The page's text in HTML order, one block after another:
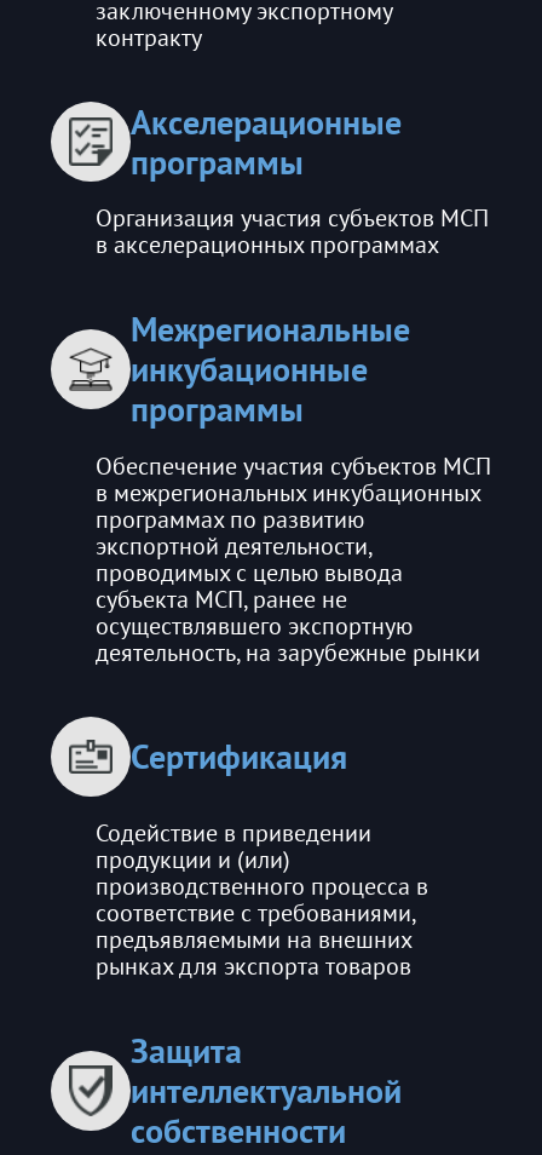
заключенному экспортному
контракту
Акселерационные
программы
Организация участия субъектов МСП
в акселерационных программах
Межрегиональные
инкубационные
программы
Обеспечение участия субъектов МСП
в межрегиональных инкубационных
программах по развитию
экспортной деятельности,
проводимых с целью вывода
субъекта МСП, ранее не
осуществлявшего экспортную
деятельность, на зарубежные рынки
Сертификация
Содействие в приведении
продукции и (или)
производственного процесса в
соответствие с требованиями,
предъявляемыми на внешних
рынках для экспорта товаров
Защита
интеллектуальной
собственности